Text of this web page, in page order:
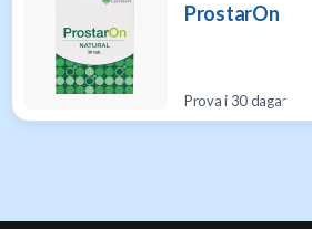
ProstarOn
Prova i 30 dagar